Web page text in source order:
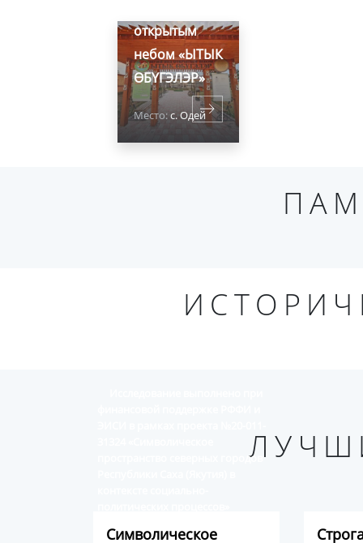
открытым
небом «ЫТЫК
ӨБҮГЭЛЭР»
Место:с. Одей
Символическое
пространство северных городов